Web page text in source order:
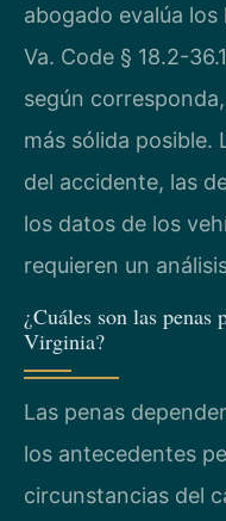
abogado evalúa
Va. Code § 18.2-
según
más sólida posible.
del accidente, las
los datos de los
requieren un
¿Cuáles son las
Virginia?
Las penas
los antecedentes
circunstancias del